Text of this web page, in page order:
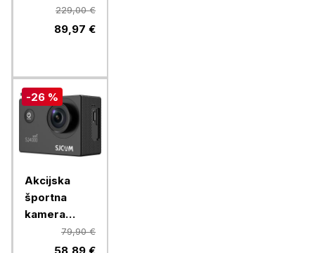
cm, vrtni229,00 €
89,97 €
-26 %
Akcijska
športna
kamera
SJCAM
SJ4000 WIFI
79,90 €